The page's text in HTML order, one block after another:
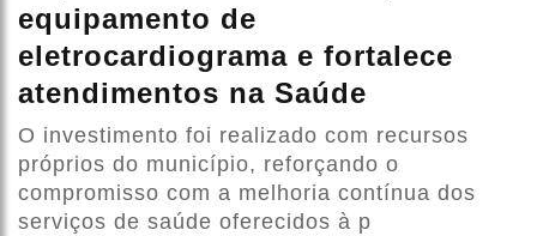
equipamento de
eletrocardiograma e fortalece
atendimentos na Saúde
O investimento foi realizado com recursos
próprios do município, reforçando o
compromisso com a melhoria contínua dos
serviços de saúde oferecidos à p